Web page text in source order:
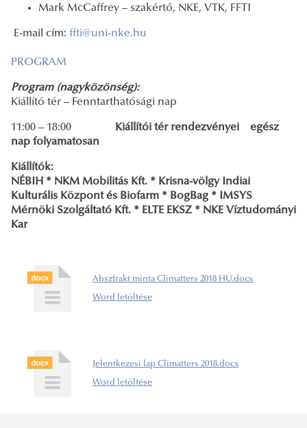
Mark McCaffrey – szakértő, NKE, VTK, FFTI
E-mail cím: ffti@uni-nke.hu
PROGRAM
Program (nagyközönség):
Kiállító tér – Fenntarthatósági nap
11:00 – 18:00 Kiállítói tér rendezvényei egész
nap folyamatosan
Kiállítók:
NÉBIH * NKM Mobilitás Kft. * Krisna-völgy Indiai
Kulturális Központ és Biofarm * BogBag * IMSYS
Mérnöki Szolgáltató Kft. * ELTE EKSZ * NKE Víztudományi
Kar
Absztrakt minta Climatters 2018 HU.docx
Word letöltése
Jelentkezesi lap Climatters 2018.docx
Word letöltése